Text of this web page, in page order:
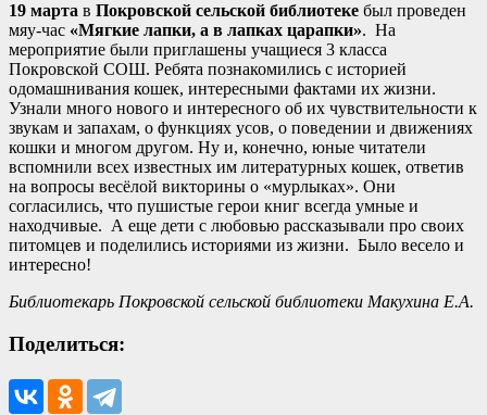
19 марта в Покровской сельской библиотеке был проведен
мяу-час «Мягкие лапки, а в лапках царапки». На
мероприятие были приглашены учащиеся 3 класса
Покровской СОШ. Ребята познакомились с историей
одомашнивания кошек, интересными фактами их жизни.
Узнали много нового и интересного об их чувствительности к
звукам и запахам, о функциях усов, о поведении и движениях
кошки и многом другом. Ну и, конечно, юные читатели
вспомнили всех известных им литературных кошек, ответив
на вопросы весёлой викторины о «мурлыках». Они
согласились, что пушистые герои книг всегда умные и
находчивые. А еще дети с любовью рассказывали про своих
питомцев и поделились историями из жизни. Было весело и
интересно!
Библиотекарь Покровской сельской библиотеки Макухина Е.А.
Поделиться: